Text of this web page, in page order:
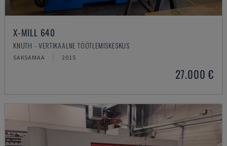
X-MILL 640
KNUTH - VERTIKAALNE TÖÖTLEMISKESKUS
SAKSAMAA 2015
27.000 €